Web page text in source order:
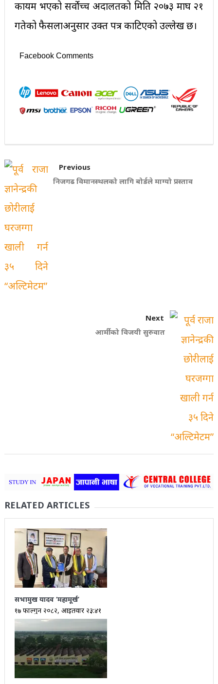
कायम भएको सर्वोच्च अदालतको मिति २०७३ माघ २१
गतेको फैसलाअनुसार उक्त पत्र काटिएको उल्लेख छ।
Facebook Comments
Previous
निजगढ विमानस्थलको लागि बोर्डले माग्यो प्रस्ताव
Next
आर्मीको विजयी सुरुवात
RELATED ARTICLES
सभामुख यादव ‘महामूर्ख’
१७ फाल्गुन २०८२, आईतवार २३:४१